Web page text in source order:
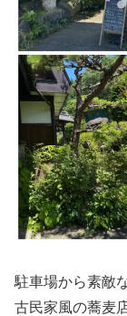
駐車場から素敵
古民家風の蕎麦